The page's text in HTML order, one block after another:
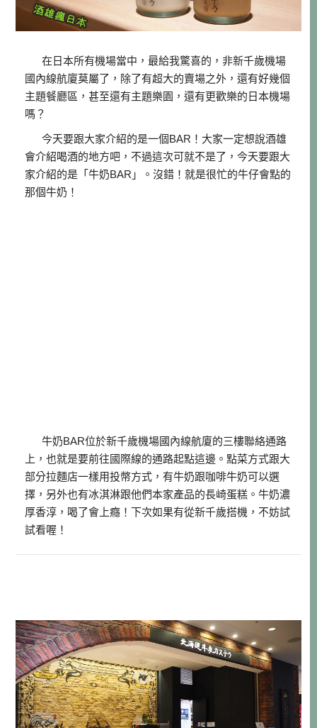
在日本所有機場當中，最給我驚喜的，非新千歲機場
國內線航廈莫屬了，除了有超大的賣場之外，還有好幾個
主題餐廳區，甚至還有主題樂園，還有更歡樂的日本機場
嗎？
今天要跟大家介紹的是一個BAR！大家一定想說酒雄
會介紹喝酒的地方吧，不過這次可就不是了，今天要跟大
家介紹的是「牛奶BAR」。沒錯！就是很忙的牛仔會點的
那個牛奶！
牛奶BAR位於新千歲機場國內線航廈的三樓聯絡通路
上，也就是要前往國際線的通路起點這邊。點菜方式跟大
部分拉麵店一樣用投幣方式，有牛奶跟咖啡牛奶可以選
擇，另外也有冰淇淋跟他們本家產品的長崎蛋糕。牛奶濃
厚香淳，喝了會上癮！下次如果有從新千歲搭機，不妨試
試看喔！